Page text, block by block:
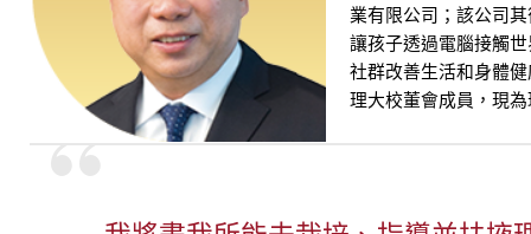
業有限公司；該公司
讓孩子透過電腦接觸
社群改善生活和身體
理大校董會成員，現